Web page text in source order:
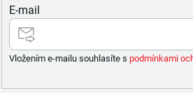
E-mail
Vložením e-mailu souhlasíte s podmínkami